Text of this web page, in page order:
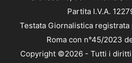
Partita I.V.A.
Testata Giornalistica
Roma con n°45/2023
Copyright ©2026 - Tutti i